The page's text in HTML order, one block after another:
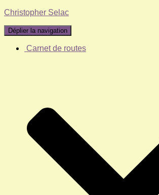
Christopher Selac
Déplier la navigation
Carnet de routes